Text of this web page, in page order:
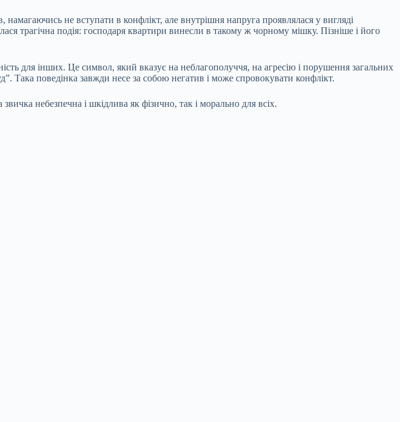
не вступати в конфлікт, але внутрішня напруга проявлялася у вигляді
трагічна подія: господаря квартири винесли в такому ж чорному мішку. Пізніше і його
для інших. Це символ, який вказує на неблагополуччя, на агресію і порушення загальних
Така поведінка завжди несе за собою негатив і може спровокувати конфлікт.
небезпечна і шкідлива як фізично, так і морально для всіх.